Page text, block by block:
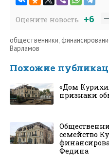
Оцените новость +6
общественники
Варламов
Похожие
«Дом
признаки
семейство
Федина